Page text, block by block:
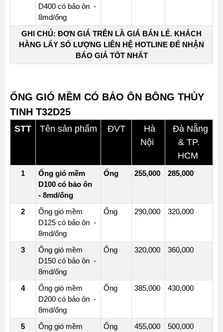
D400 có bảo ôn -
8md/ống
GHI CHÚ: ĐƠN GIÁ TRÊN LÀ GIÁ BÁN LẺ. KHÁCH
HÀNG LẤY SỐ LƯỢNG LIÊN HỆ HOTLINE ĐỂ NHẬN
BÁO GIÁ TỐT NHẤT
ỐNG GIÓ MỀM CÓ BẢO ÔN BÔNG THỦY
TINH T32D25
STT Tên sản phẩm ĐVT
Hà
Nội
Đà Nẵng
& TP.
HCM
1
Ống gió mềm
D100 có bảo ôn
- 8md/ống
Ống 255,000 285,000
2
Ống gió mềm
D125 có bảo ôn -
8md/ống
Ống 290,000 320,000
3
Ống gió mềm
D150 có bảo ôn -
8md/ống
Ống 320,000 360,000
4
Ống gió mềm
D200 có bảo ôn -
8md/ống
Ống 385,000 430,000
5
Ống gió mềm
Ống 455,000 500,000